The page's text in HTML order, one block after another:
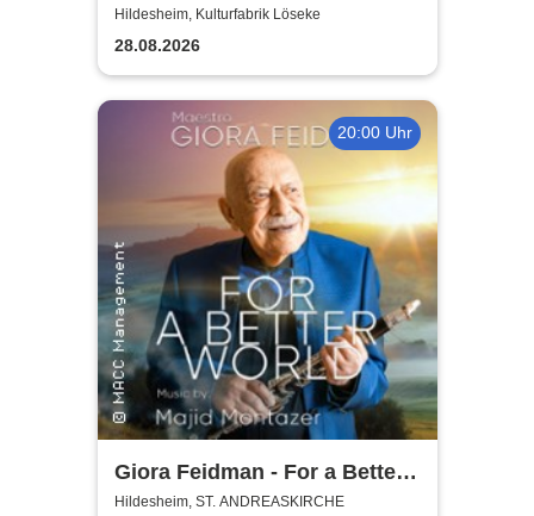
Löseke
Hildesheim, Kulturfabrik Löseke
28.08.2026
20:00 Uhr
Giora Feidman - For a Better
World
Hildesheim, ST. ANDREASKIRCHE